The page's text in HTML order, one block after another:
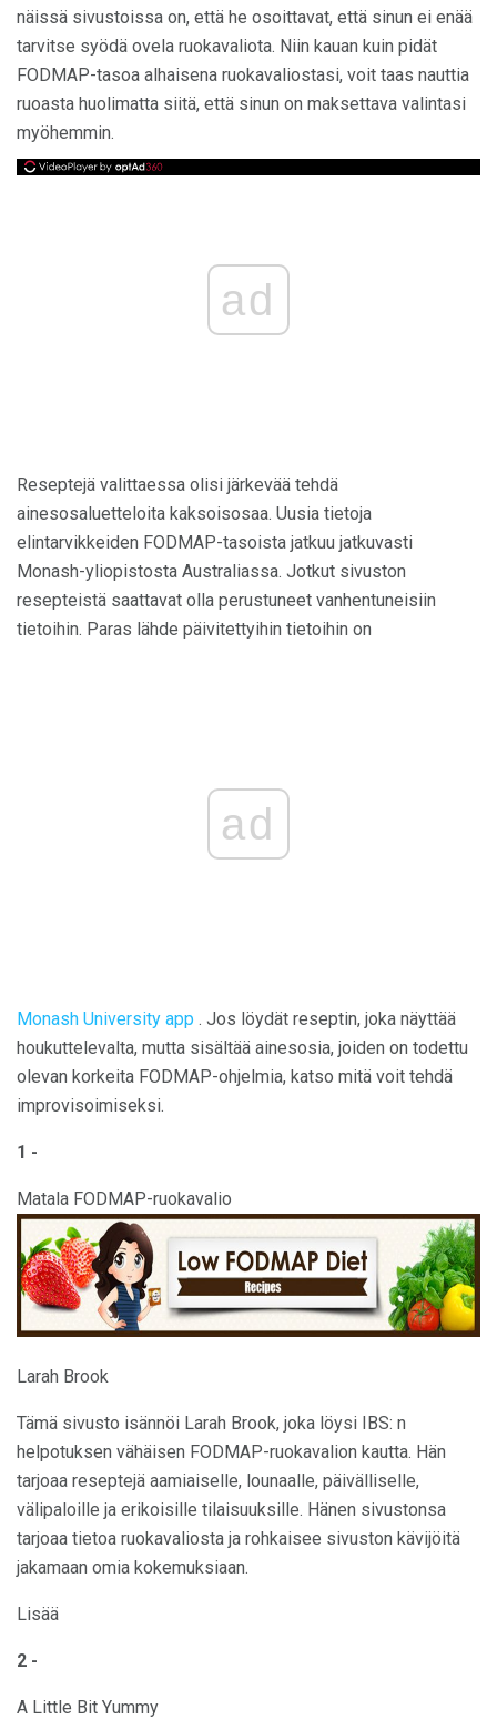
näissä sivustoissa on, että he osoittavat, että sinun ei enää
tarvitse syödä ovela ruokavaliota. Niin kauan kuin pidät
FODMAP-tasoa alhaisena ruokavaliostasi, voit taas nauttia
ruoasta huolimatta siitä, että sinun on maksettava valintasi
myöhemmin.
ad
Reseptejä valittaessa olisi järkevää tehdä
ainesosaluetteloita kaksoisosaa. Uusia tietoja
elintarvikkeiden FODMAP-tasoista jatkuu jatkuvasti
Monash-yliopistosta Australiassa. Jotkut sivuston
resepteistä saattavat olla perustuneet vanhentuneisiin
tietoihin. Paras lähde päivitettyihin tietoihin on
ad
Monash University app . Jos löydät reseptin, joka näyttää
houkuttelevalta, mutta sisältää ainesosia, joiden on todettu
olevan korkeita FODMAP-ohjelmia, katso mitä voit tehdä
improvisoimiseksi.
1 -
Matala FODMAP-ruokavalio
Larah Brook
Tämä sivusto isännöi Larah Brook, joka löysi IBS: n
helpotuksen vähäisen FODMAP-ruokavalion kautta. Hän
tarjoaa reseptejä aamiaiselle, lounaalle, päivälliselle,
välipaloille ja erikoisille tilaisuuksille. Hänen sivustonsa
tarjoaa tietoa ruokavaliosta ja rohkaisee sivuston kävijöitä
jakamaan omia kokemuksiaan.
Lisää
2 -
A Little Bit Yummy